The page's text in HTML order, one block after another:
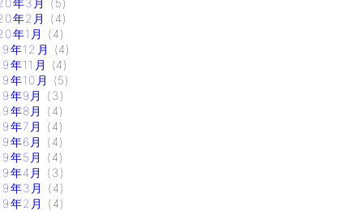
年3月
(5)
年2月
(4)
年1月
(4)
年12月
(4)
年11月
(4)
年10月
(5)
年9月
(3)
年8月
(4)
年7月
(4)
年6月
(4)
年5月
(4)
年4月
(3)
年3月
(4)
年2月
(4)